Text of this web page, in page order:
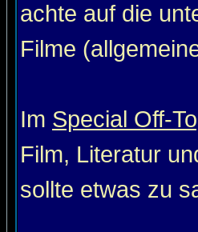
achte auf die
Filme
Im Special Off-
Film, Literatur
sollte etwas zu